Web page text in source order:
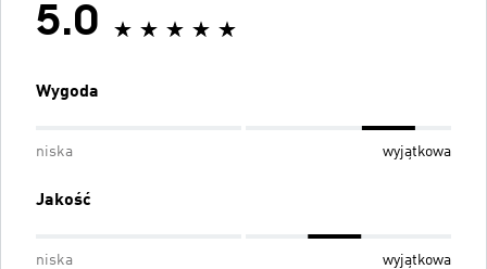
5.0
Wygoda
niska wyjątkowa
Jakość
niska wyjątkowa